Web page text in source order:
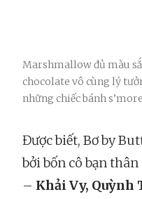
Marshmallow đủ màu
chocolate vô cùng lý
những chiếc bánh
Được biết, Bơ by
bởi bốn cô bạn
– Khải Vy, Quỳnh